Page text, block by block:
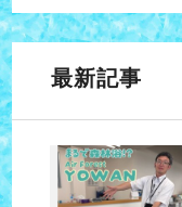
最新記事